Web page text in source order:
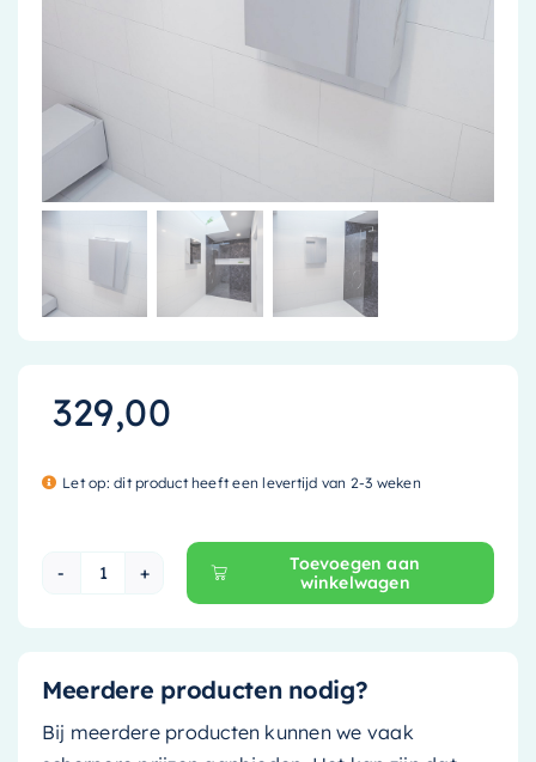
329,00
Let op: dit product heeft een levertijd van 2-3 weken
Mondiaz Spiegelkast Cubb - 50cm - carrara -
Toevoegen aan
winkelwagen
Meerdere producten nodig?
Bij meerdere producten kunnen we vaak